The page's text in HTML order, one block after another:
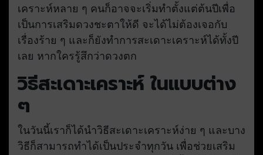
เคราะห์หลาย ๆ คนก็อาจจะเริ่มทำตั้งแต่ต้นปีเพื่อ
เป็นการเสริมดวงชะตาให้ดี จะได้ไม่ต้องเจอกับ
เรื่องร้าย ๆ และก็ยังทำการสะเดาะเคราะห์ได้ทั้งปี
เลย หากใครรู้สึกว่าดวงตก
วิธีสะเดาะเคราะห์ ในแบบต่าง
ๆ
ในวันนี้เราก็ได้นำวิธีสะเดาะเคราะห์ง่าย ๆ และบาง
วิธีก็สามารถทำได้เป็นประจำทุกวัน เพื่อช่วยเสริม